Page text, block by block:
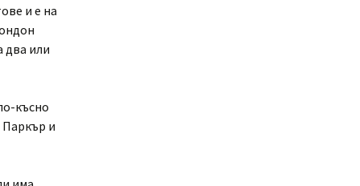
и е на
два или
късно
Паркър и